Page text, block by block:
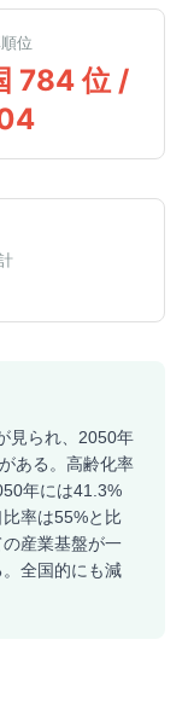
位
784 位 /
見られ、2050年
ある。高齢化率
年には41.3%
率は55%と比
産業基盤が一
全国的にも減